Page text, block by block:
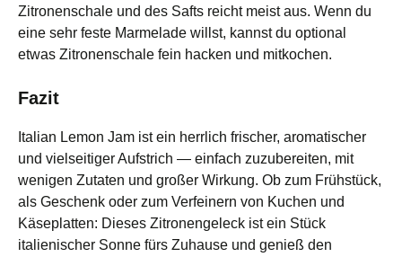
Zitronenschale und des Safts reicht meist aus. Wenn du
eine sehr feste Marmelade willst, kannst du optional
etwas Zitronenschale fein hacken und mitkochen.
Fazit
Italian Lemon Jam ist ein herrlich frischer, aromatischer
und vielseitiger Aufstrich — einfach zuzubereiten, mit
wenigen Zutaten und großer Wirkung. Ob zum Frühstück,
als Geschenk oder zum Verfeinern von Kuchen und
Käseplatten: Dieses Zitronengeleck ist ein Stück
italienischer Sonne fürs Zuhause und genieß den